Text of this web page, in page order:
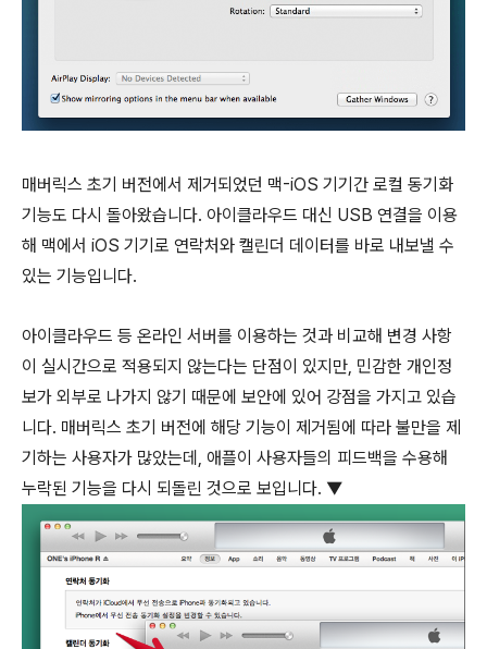
매버릭스 초기 버전에서 제거되었던 맥-iOS 기기간 로컬 동기화
기능도 다시 돌아왔습니다. 아이클라우드 대신 USB 연결을 이용
해 맥에서 iOS 기기로 연락처와 캘린더 데이터를 바로 내보낼 수
있는 기능입니다.
아이클라우드 등 온라인 서버를 이용하는 것과 비교해 변경 사항
이 실시간으로 적용되지 않는다는 단점이 있지만, 민감한 개인정
보가 외부로 나가지 않기 때문에 보안에 있어 강점을 가지고 있습
니다. 매버릭스 초기 버전에 해당 기능이 제거됨에 따라 불만을 제
기하는 사용자가 많았는데, 애플이 사용자들의 피드백을 수용해
누락된 기능을 다시 되돌린 것으로 보입니다. ▼